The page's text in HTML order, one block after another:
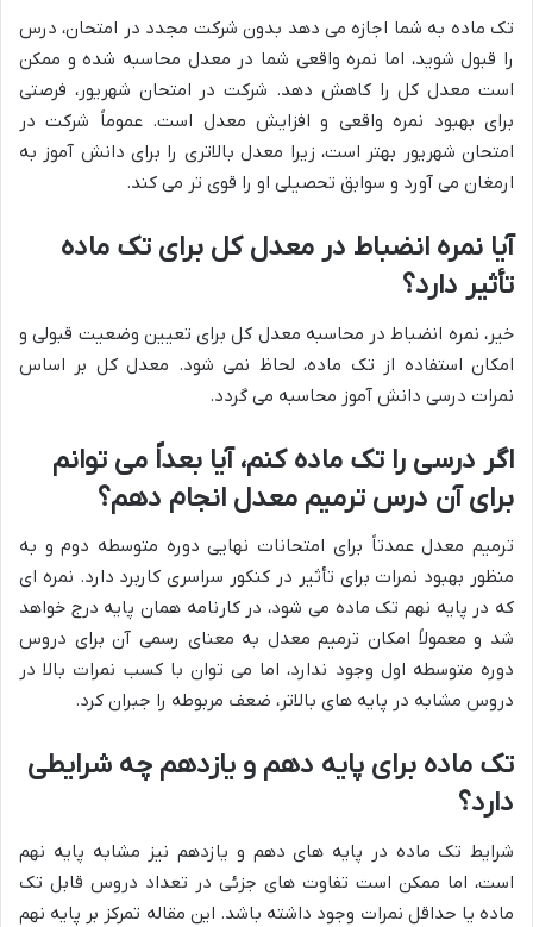
تک ماده به شما اجازه می دهد بدون شرکت مجدد در امتحان، درس
را قبول شوید، اما نمره واقعی شما در معدل محاسبه شده و ممکن
است معدل کل را کاهش دهد. شرکت در امتحان شهریور، فرصتی
برای بهبود نمره واقعی و افزایش معدل است. عموماً شرکت در
امتحان شهریور بهتر است، زیرا معدل بالاتری را برای دانش آموز به
ارمغان می آورد و سوابق تحصیلی او را قوی تر می کند.
آیا نمره انضباط در معدل کل برای تک ماده
تأثیر دارد؟
خیر، نمره انضباط در محاسبه معدل کل برای تعیین وضعیت قبولی و
امکان استفاده از تک ماده، لحاظ نمی شود. معدل کل بر اساس
نمرات درسی دانش آموز محاسبه می گردد.
اگر درسی را تک ماده کنم، آیا بعداً می توانم
برای آن درس ترمیم معدل انجام دهم؟
ترمیم معدل عمدتاً برای امتحانات نهایی دوره متوسطه دوم و به
منظور بهبود نمرات برای تأثیر در کنکور سراسری کاربرد دارد. نمره ای
که در پایه نهم تک ماده می شود، در کارنامه همان پایه درج خواهد
شد و معمولاً امکان ترمیم معدل به معنای رسمی آن برای دروس
دوره متوسطه اول وجود ندارد، اما می توان با کسب نمرات بالا در
دروس مشابه در پایه های بالاتر، ضعف مربوطه را جبران کرد.
تک ماده برای پایه دهم و یازدهم چه شرایطی
دارد؟
شرایط تک ماده در پایه های دهم و یازدهم نیز مشابه پایه نهم
است، اما ممکن است تفاوت های جزئی در تعداد دروس قابل تک
ماده یا حداقل نمرات وجود داشته باشد. این مقاله تمرکز بر پایه نهم